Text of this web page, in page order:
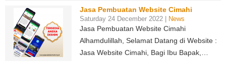
Jasa Pembuatan Website Cimahi
Saturday 24 December 2022 | News
Jasa Pembuatan Website Cimahi
Alhamdulillah, Selamat Datang di Website :
Jasa Website Cimahi, Bagi Ibu Bapak,…